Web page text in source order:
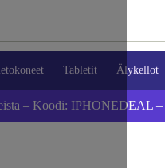
Tabletit Älykellot
– Koodi: IPHONEDEAL –